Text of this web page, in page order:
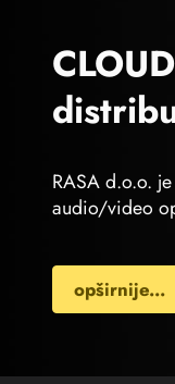
RASA d.o.o.
audio/video
opširnije...